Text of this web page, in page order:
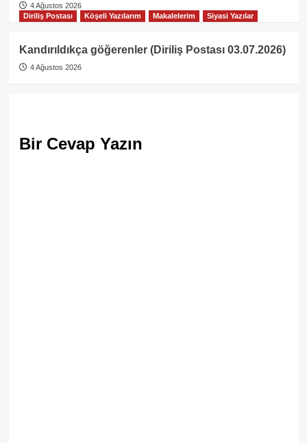
4 Ağustos 2026
Diriliş Postası
Köşeli Yazılarım Makalelerim Siyasi Yazılar
Kandırıldıkça göğerenler (Diriliş Postası 03.07.2026)
4 Ağustos 2026
Bir Cevap Yazın